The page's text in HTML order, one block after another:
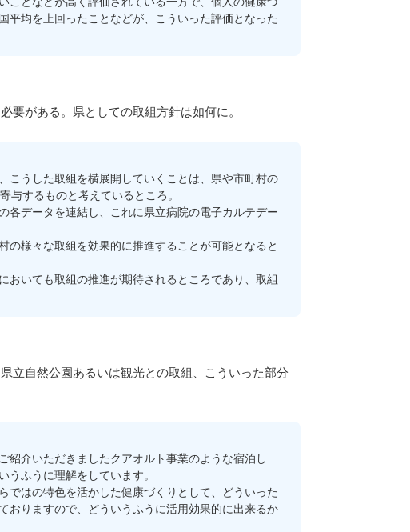
平均を上回ったことなどが、こういった評価となった
がある。県としての取組方針は如何に。
うした取組を横展開していくことは、県や市町村の
与するものと考えているところ。
データを連結し、これに県立病院の電子カルテデー
様々な取組を効果的に推進することが可能となると
いても取組の推進が期待されるところであり、取組
立自然公園あるいは観光との取組、こういった部分
介いただきましたクアオルト事業のような宿泊し
ふうに理解をしています。
はの特色を活かした健康づくりとして、どういった
おりますので、どういうふうに活用効果的に出来るか